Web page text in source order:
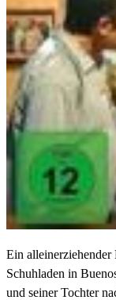
Ein alleinerziehender
Schuhladen in
und seiner Tochter